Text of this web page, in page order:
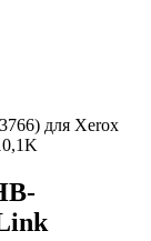
для Xerox